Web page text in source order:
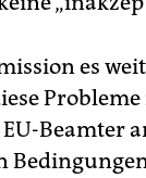
es
Beamter